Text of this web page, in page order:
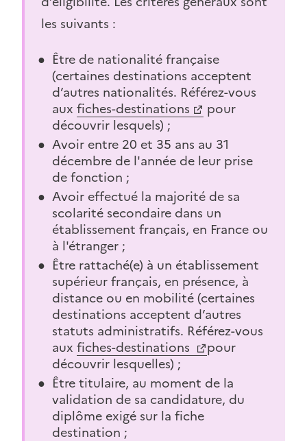
les suivants :
Être de nationalité française
(certaines destinations acceptent
d’autres nationalités. Référez-vous
aux fiches-destinations
pour
découvrir lesquels) ;
Avoir entre 20 et 35 ans au 31
décembre de l'année de leur prise
de fonction ;
Avoir effectué la majorité de sa
scolarité secondaire dans un
établissement français, en France ou
à l'étranger ;
Être rattaché(e) à un établissement
supérieur français, en présence, à
distance ou en mobilité (certaines
destinations acceptent d’autres
statuts administratifs. Référez-vous
aux fiches-destinations
pour
découvrir lesquelles) ;
Être titulaire, au moment de la
validation de sa candidature, du
diplôme exigé sur la fiche
destination ;